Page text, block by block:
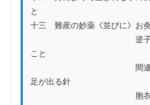
と
十三　難産の妙薬《並びに》お灸
逆子、子安
こと
間違い、子
足が出る針
胞衣のこと